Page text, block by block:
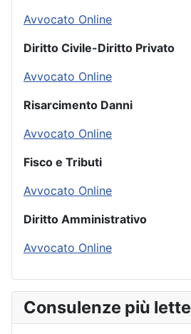
Avvocato Online
Diritto Civile-Diritto Privato
Avvocato Online
Risarcimento Danni
Avvocato Online
Fisco e Tributi
Avvocato Online
Diritto Amministrativo
Avvocato Online
Consulenze più lette